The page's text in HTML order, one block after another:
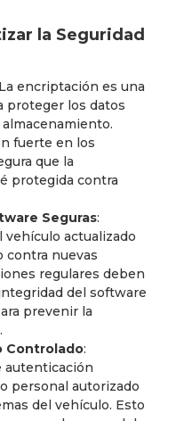
la Seguridad
encriptación es una
proteger los datos
fuerte en los
que la
protegida contra
Seguras:
actualizado
contra nuevas
regulares deben
del software
prevenir la
Controlado:
autenticación
personal autorizado
del vehículo. Esto